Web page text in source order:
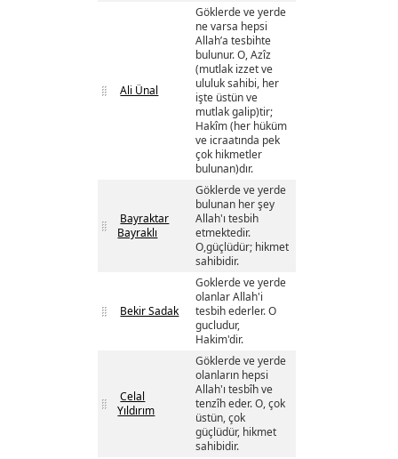
Ali Ünal
Göklerde ve yerde
ne varsa hepsi
Allah’a tesbihte
bulunur. O, Azîz
(mutlak izzet ve
ululuk sahibi, her
işte üstün ve
mutlak galip)tir;
Hakîm (her hüküm
ve icraatında pek
çok hikmetler
bulunan)dır.
Bayraktar
Bayraklı
Göklerde ve yerde
bulunan her şey
Allah'ı tesbih
etmektedir.
O,güçlüdür; hikmet
sahibidir.
Bekir Sadak
Goklerde ve yerde
olanlar Allah'i
tesbih ederler. O
gucludur,
Hakim'dir.
Celal
Yıldırım
Göklerde ve yerde
olanların hepsi
Allah'ı tesbîh ve
tenzîh eder. O, çok
üstün, çok
güçlüdür, hikmet
sahibidir.